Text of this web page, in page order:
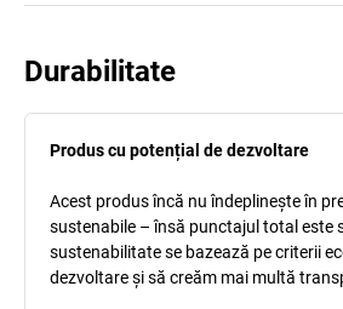
Durabilitate
Produs cu potențial de dezvoltare
Acest produs încă nu îndeplinește în
sustenabile – însă punctajul total este
sustenabilitate se bazează pe criterii
dezvoltare și să creăm mai multă